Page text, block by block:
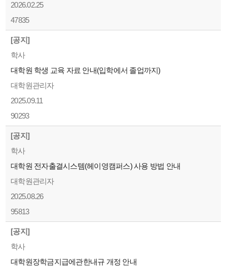
2026.02.25
47835
[공지]
학사
대학원 학생 교육 자료 안내(입학에서 졸업까지)
대학원관리자
2025.09.11
90293
[공지]
학사
대학원 전자출결시스템(헤이영캠퍼스) 사용 방법 안내
대학원관리자
2025.08.26
95813
[공지]
학사
대학원장학금지급에관한내규 개정 안내